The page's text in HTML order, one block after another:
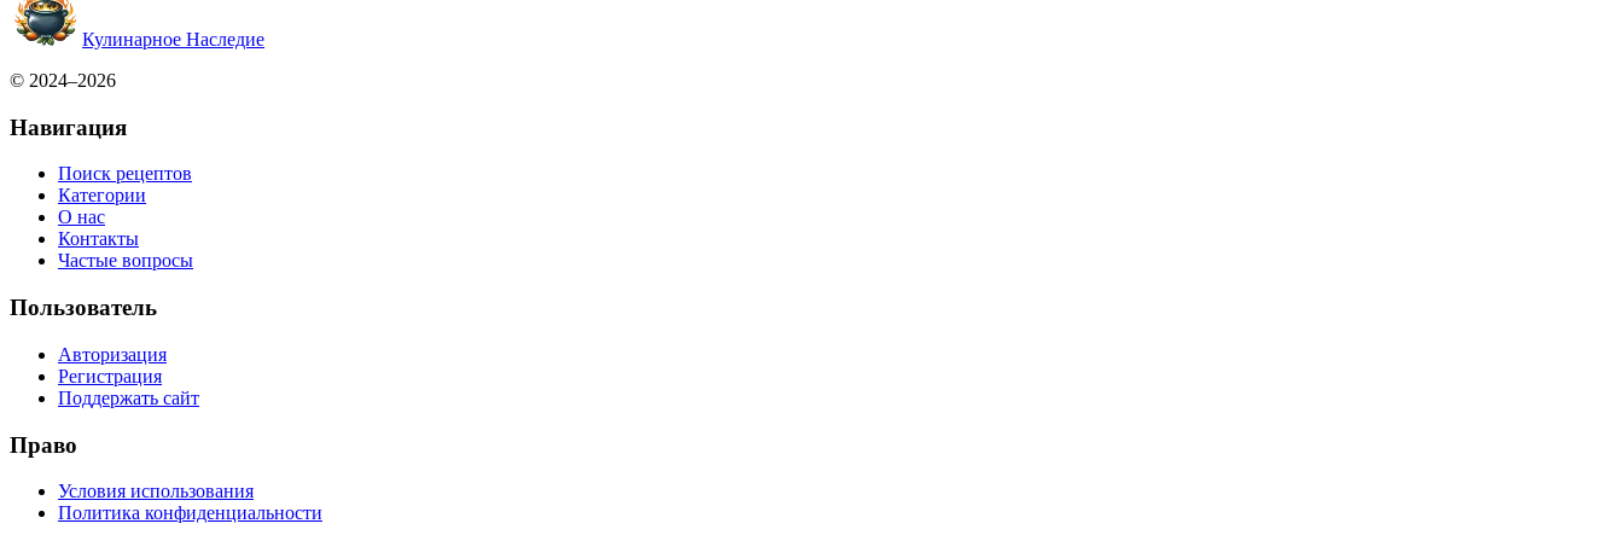
Кулинарное Наследие
© 2024–2026
Навигация
Поиск рецептов
Категории
О нас
Контакты
Частые вопросы
Пользователь
Авторизация
Регистрация
Поддержать сайт
Право
Условия использования
Политика конфиденциальности